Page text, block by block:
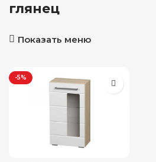
глянец
Показать меню
-5%